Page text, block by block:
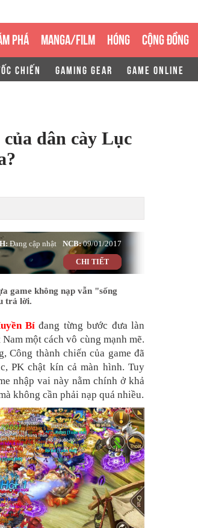
PHÁ MANGA/FILM HÓNG CỘNG ĐỒNG
CHIẾN GAMING GEAR GAME ONLINE
dân cày Lục
09/01/2017
NCB:
Đang cập nhật
CHI TIẾT
game không nạp vẫn "sống
trả lời.
Bí đang từng bước đưa làn
một cách vô cùng mạnh mẽ.
Công thành chiến của game đã
PK chật kín cả màn hình. Tuy
nhập vai này nằm chính ở khả
không cần phải nạp quá nhiều.